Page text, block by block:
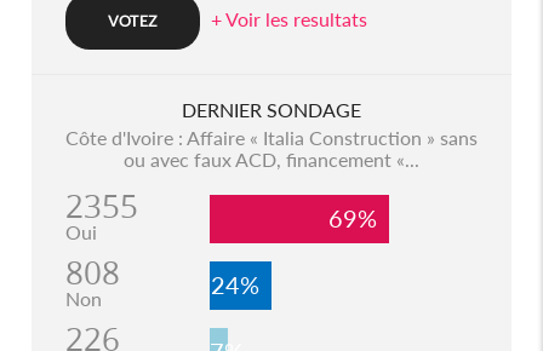
+ Voir les resultats
DERNIER SONDAGE
Côte d'Ivoire : Affaire « Italia Construction » sans
ou avec faux ACD, financement «...
2355
Oui 69%
808
Non 24%
226